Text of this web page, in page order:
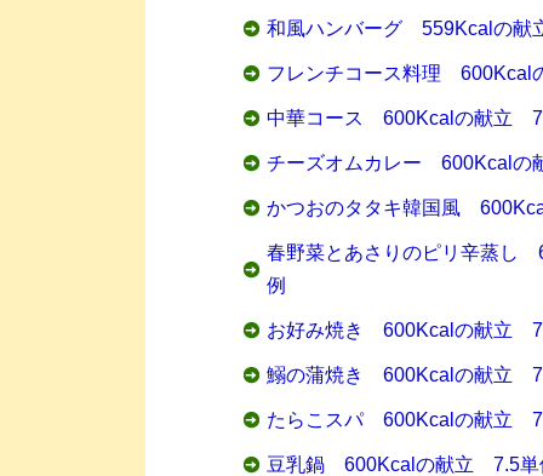
和風ハンバーグ 559Kcalの献
フレンチコース料理 600Kcal
中華コース 600Kcalの献立
チーズオムカレー 600Kcalの
かつおのタタキ韓国風
春野菜とあさりのピリ辛蒸
例
お好み焼き 600Kcalの献立
鰯の蒲焼き 600Kcalの献立
たらこスパ 600Kcalの献立
豆乳鍋 600Kcalの献立 7.5単